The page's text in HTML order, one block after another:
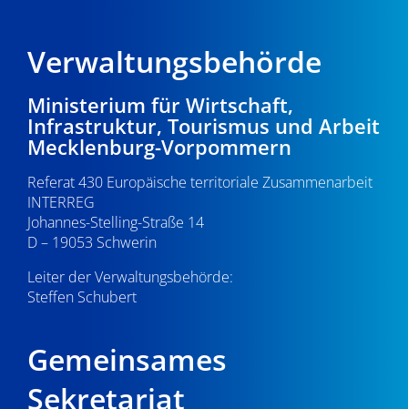
Verwaltungsbehörde
Ministerium für Wirtschaft,
Infrastruktur, Tourismus und Arbeit
Mecklenburg-Vorpommern
Referat 430 Europäische territoriale Zusammenarbeit
INTERREG
Johannes-Stelling-Straße 14
D – 19053 Schwerin
Leiter der Verwaltungsbehörde:
Steffen Schubert
Gemeinsames
Sekretariat